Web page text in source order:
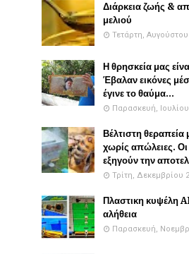
Διάρκεια ζωής &
μελιού
Τετάρτη, Αυγούστου
Η θρησκεία μας
Έβαλαν εικόνες
έγινε το θαύμα...
Παρασκευή,
Βέλτιστη θεραπεία
χωρίς απώλειες.
εξηγούν την
Τρίτη, Δεκεμβρίου
Πλαστικη κυψέλη
αλήθεια
Παρασκευή,